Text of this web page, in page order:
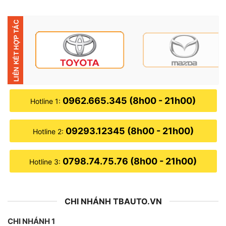
● GPU: 217GFLOPS NAT4 core@850MHz
● NPU (Chip Xử Lý AI): 8 TOPS
● Điểm Antutu: 500000+
Hotline 1: 0962.665.345 (8h00 - 21h00)
Hotline 2: 09293.12345 (8h00 - 21h00)
Hotline 3: 0798.74.75.76 (8h00 - 21h00)
CHI NHÁNH TBAUTO.VN
CHI NHÁNH 1